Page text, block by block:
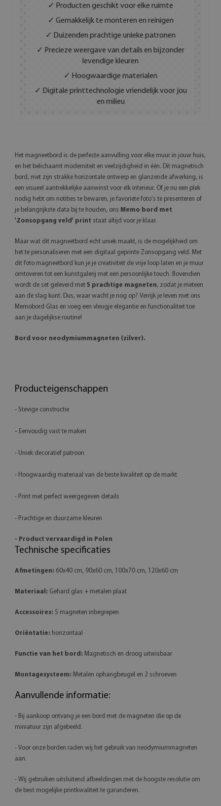
✓ Producten geschikt voor elke ruimte
✓ Gemakkelijk te monteren en reinigen
✓ Duizenden prachtige unieke patronen
✓ Precieze weergave van details en bijzonder
levendige kleuren
✓ Hoogwaardige materialen
✓ Digitale printtechnologie vriendelijk voor jou
en milieu
Het magneetbord is de perfecte aanvulling voor elke muur in jouw huis,
en het belichaamt moderniteit en veelzijdigheid in één. Dit magnetisch
bord, met zijn strakke horizontale ontwerp en glanzende afwerking, is
een visueel aantrekkelijke aanwinst voor elk interieur. Of je nu een plek
nodig hebt om notities te bewaren, je favoriete foto's te presenteren of
je belangrijkste data bij te houden, ons Memo bord met
'Zonsopgang veld' print staat altijd voor je klaar.
Maar wat dit magneetbord echt uniek maakt, is de mogelijkheid om
het te personaliseren met een digitaal geprinte Zonsopgang veld. Met
dit foto magneetbord kun je je creativiteit de vrije loop laten en je muur
omtoveren tot een kunstgalerij met een persoonlijke touch. Bovendien
wordt de set geleverd met 5 prachtige magneten, zodat je meteen
aan de slag kunt. Dus, waar wacht je nog op? Verrijk je leven met ons
Memobord Glas en voeg een vleugje elegantie en functionaliteit toe
aan je dagelijkse routine!
Bord voor neodymiummagneten (zilver).
Producteigenschappen
- Stevige constructie
- Eenvoudig vast te maken
- Uniek decoratief patroon
- Hoogwaardig materiaal van de beste kwaliteit op de markt
- Print met perfect weergegeven details
- Prachtige en duurzame kleuren
- Product vervaardigd in Polen
Technische specificaties
Afmetingen: 60x40 cm, 90x60 cm, 100x70 cm, 120x60 cm
Materiaal: Gehard glas + metalen plaat
Accessoires: 5 magneten inbegrepen
Oriëntatie: horizontaal
Functie van het bord: Magnetisch en droog uitwisbaar
Montagesysteem: Metalen ophangbeugel en 2 schroeven
Aanvullende informatie:
- Bij aankoop ontvang je een bord met de magneten die op de
miniatuur zijn afgebeeld.
- Voor onze borden raden wij het gebruik van neodymiummagneten
aan.
- Wij gebruiken uitsluitend afbeeldingen met de hoogste resolutie om
de best mogelijke printkwaliteit te garanderen.